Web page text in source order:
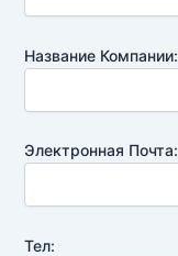
Название Компании:
Электронная Почта:
Тел: